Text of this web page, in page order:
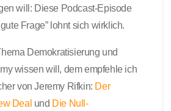
will: Diese Podcast-Episode
Frage” lohnt sich wirklich.
Demokratisierung und
wissen will, dem empfehle ich
von Jeremy Rifkin: Der
Deal und Die Null-